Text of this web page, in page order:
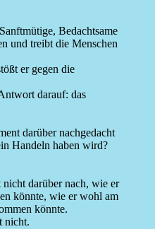
Bedachtsame
und treibt die Menschen
er gegen die
darauf: das
darüber nachgedacht
Handeln haben wird?
darüber nach, wie er
könnte, wie er wohl am
könnte.
nicht.